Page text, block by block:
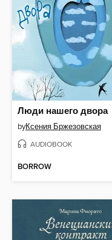
Люди нашего двора
byКсения Бржезовская
AUDIOBOOK
BORROW